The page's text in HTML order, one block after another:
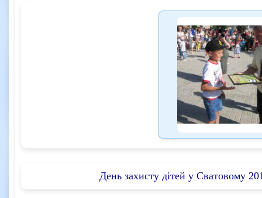
День захисту дітей у Сватовому